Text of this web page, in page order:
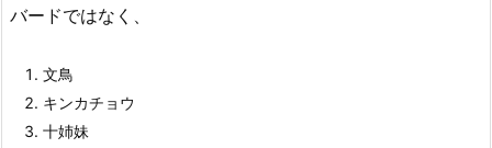
バードではなく、
文鳥
キンカチョウ
十姉妹